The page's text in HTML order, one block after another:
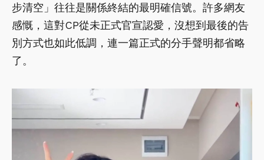
步清空」往往是關係終結的最明確信號。許多網友
感慨，這對CP從未正式官宣認愛，沒想到最後的告
別方式也如此低調，連一篇正式的分手聲明都省略
了。